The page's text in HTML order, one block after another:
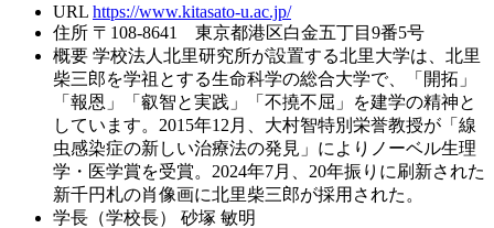
URL https://www.kitasato-u.ac.jp/
住所 〒108-8641 東京都港区白金五丁目9番5号
概要 学校法人北里研究所が設置する北里大学は、北里
柴三郎を学祖とする生命科学の総合大学で、「開拓」
「報恩」「叡智と実践」「不撓不屈」を建学の精神と
しています。2015年12月、大村智特別栄誉教授が「線
虫感染症の新しい治療法の発見」によりノーベル生理
学・医学賞を受賞。2024年7月、20年振りに刷新された
新千円札の肖像画に北里柴三郎が採用された。
学長（学校長）
砂塚 敏明